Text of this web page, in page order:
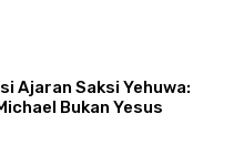
Ajaran Saksi Yehuwa:
Bukan Yesus